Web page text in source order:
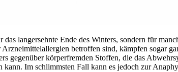
das langersehnte Ende des Winters, sondern für
betroffen sind, kämpfen sogar
gegenüber körperfremden Stoffen, die das
Im schlimmsten Fall kann es jedoch zur